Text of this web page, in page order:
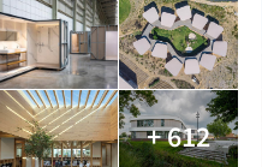
+ 612